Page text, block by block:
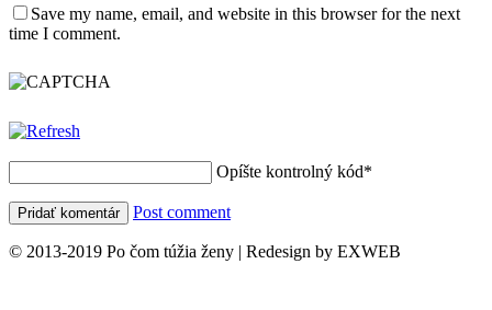
Save my name, email, and website in this browser for the next
time I comment.
Opíšte kontrolný kód*
Post comment
© 2013-2019 Po čom túžia ženy | Redesign by EXWEB